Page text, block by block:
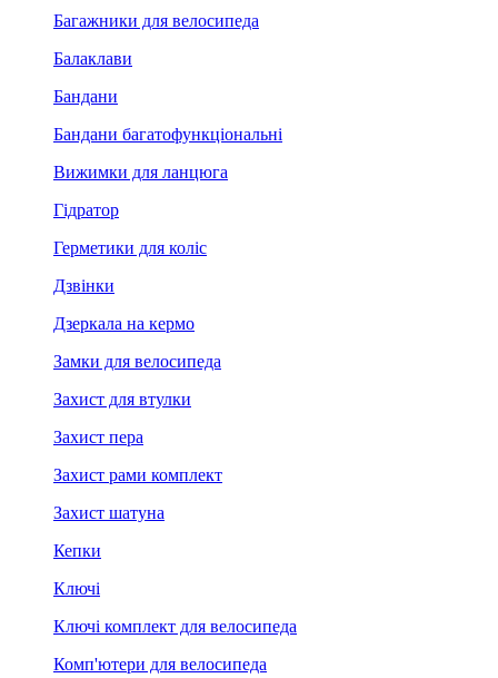
Багажники для велосипеда
Балаклави
Бандани
Бандани багатофункціональні
Вижимки для ланцюга
Гідратор
Герметики для коліс
Дзвінки
Дзеркала на кермо
Замки для велосипеда
Захист для втулки
Захист пера
Захист рами комплект
Захист шатуна
Кепки
Ключі
Ключі комплект для велосипеда
Комп'ютери для велосипеда